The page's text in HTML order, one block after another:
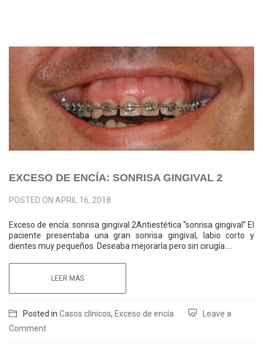
EXCESO DE ENCÍA: SONRISA GINGIVAL 2
POSTED ON APRIL 16, 2018
Exceso de encía: sonrisa gingival 2Antiestética “sonrisa gingival” El
paciente presentaba una gran sonrisa gingival, labio corto y
dientes muy pequeños. Deseaba mejorarla pero sin cirugía….
LEER MÁS
Posted in Casos clínicos, Exceso de encía
Leave a
Comment